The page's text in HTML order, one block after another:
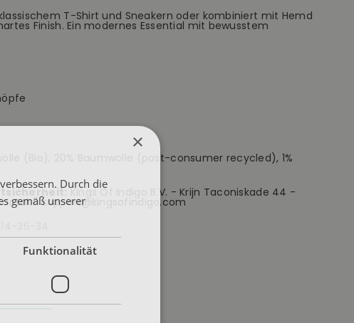
klassischem T-Shirt und Sneakern oder kombiniert mit Hemd
Finish. Ein modernes Essential mit bewusstem
(Bio), 20% Baumwolle (post-consumer recycled), 1%
Kings Of Indigo B.V. - Krijn Taconiskade 44 -
support@kingsofindigo.com
×
Durch die
gemäß unserer
Funktionalität